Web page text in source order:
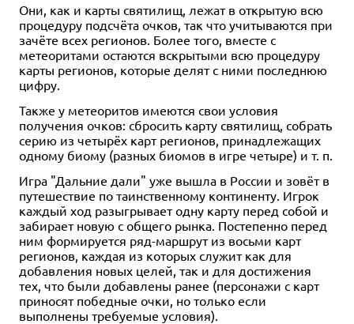
Они, как и карты святилищ, лежат в открытую всю
процедуру подсчёта очков, так что учитываются при
зачёте всех регионов. Более того, вместе с
метеоритами остаются вскрытыми всю процедуру
карты регионов, которые делят с ними последнюю
цифру.
Также у метеоритов имеются свои условия
получения очков: сбросить карту святилищ, собрать
серию из четырёх карт регионов, принадлежащих
одному биому (разных биомов в игре четыре) и т. п.
Игра "Дальние дали" уже вышла в России и зовёт в
путешествие по таинственному континенту. Игрок
каждый ход разыгрывает одну карту перед собой и
забирает новую с общего рынка. Постепенно перед
ним формируется ряд-маршрут из восьми карт
регионов, каждая из которых служит как для
добавления новых целей, так и для достижения
тех, что были добавлены ранее (персонажи с карт
приносят победные очки, но только если
выполнены требуемые условия).